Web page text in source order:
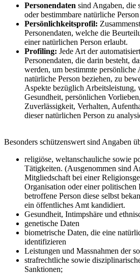
Personendaten sind Angaben, die
oder bestimmbare natürliche
Persönlichkeitsprofil:
Personendaten, welche die
einer natürlichen Person erlaubt.
Profiling: Jede Art der
Personendaten, die darin besteht,
werden, um bestimmte persönliche
natürliche Person beziehen, zu
Aspekte bezüglich Arbeitsleistung,
Gesundheit, persönlichen
Zuverlässigkeit, Verhalten,
dieser natürlichen Person zu
Besonders schützenswert sind Angaben
religiöse, weltanschauliche sowie
Tätigkeiten. (Ausgenommen sind
Mitgliedschaft bei einer
Organisation oder einer politischen
betroffene Person diese selbst
ein öffentliches Amt kandidiert.
Gesundheit, Intimpshäre und
genetische Daten
biometrische Daten, die eine
identifizieren
Leistungen und Massnahmen der
strafrechtliche sowie
Sanktionen;